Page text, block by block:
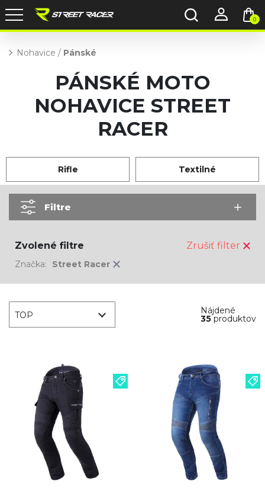
0
Nohavice / Pánské
PÁNSKÉ MOTO
NOHAVICE STREET
RACER
Rifle Textilné
Filtre
Zvolené filtre
Značka: Street Racer
Zrušiť filter
Nájdené
35produktov
TOP